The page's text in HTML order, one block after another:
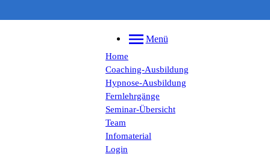
Menü
Home
Coaching-Ausbildung
Hypnose-Ausbildung
Fernlehrgänge
Seminar-Übersicht
Team
Infomaterial
Login